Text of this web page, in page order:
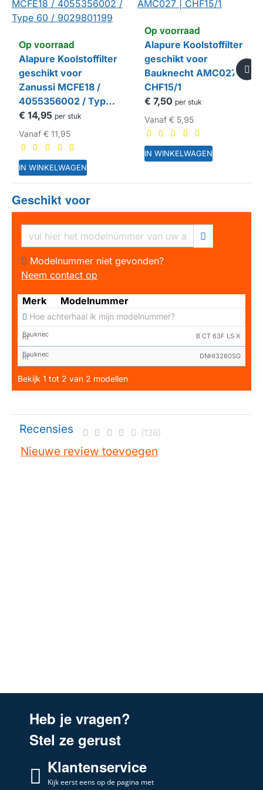
Op voorraad
Alapure Koolstoffilter
geschikt voor
Zanussi MCFE18 /
4055356002 / Type
60 / 9029801199
€ 14,95 per stuk
Vanaf € 11,95
IN WINKELWAGEN
HUISMERK
Op voorraad
Alapure Koolstoffilter
geschikt voor
Bauknecht AMC027 |
CHF15/1
€ 7,50 per stuk
Vanaf€ 5,95
IN WINKELWAGEN
Geschikt voor
Modelnummer niet gevonden?
Neem contact op
Merk Modelnummer
Hoe achterhaal ik mijn modelnummer?
Bauknec
ht B CT 63F LS X
Bauknec
ht DNHI3260SG
Bekijk 1 tot 2 van 2 modellen
Recensies (138)
Nieuwe review toevoegen
Heb je vragen?
Stel ze gerust
Klantenservice
Kijk eerst eens op de pagina met